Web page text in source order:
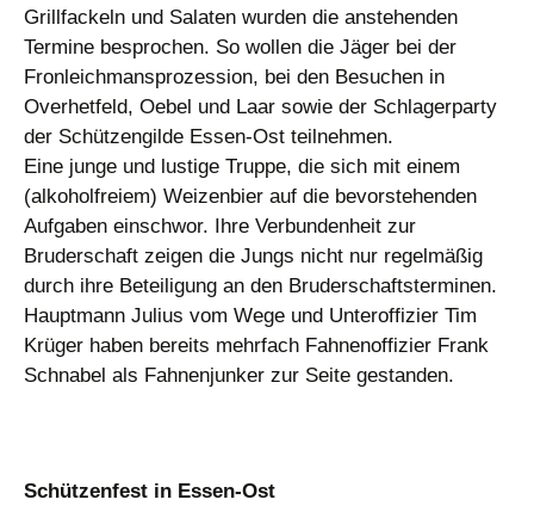
Grillfackeln und Salaten wurden die anstehenden
Termine besprochen. So wollen die Jäger bei der
Fronleichmansprozession, bei den Besuchen in
Overhetfeld, Oebel und Laar sowie der Schlagerparty
der Schützengilde Essen-Ost teilnehmen.
Eine junge und lustige Truppe, die sich mit einem
(alkoholfreiem) Weizenbier auf die bevorstehenden
Aufgaben einschwor. Ihre Verbundenheit zur
Bruderschaft zeigen die Jungs nicht nur regelmäßig
durch ihre Beteiligung an den Bruderschaftsterminen.
Hauptmann Julius vom Wege und Unteroffizier Tim
Krüger haben bereits mehrfach Fahnenoffizier Frank
Schnabel als Fahnenjunker zur Seite gestanden.
Schützenfest in Essen-Ost